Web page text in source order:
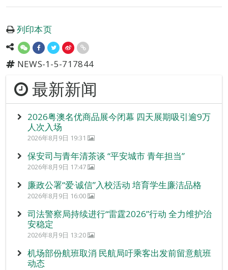
列印本页
NEWS-1-5-717844
最新新闻
2026粤澳名优商品展今闭幕 四天展期吸引逾9万
人次入场
2026年8月9日 19:31
保安司与青年清茶谈 “平安城市 青年担当”
2026年8月9日 17:47
廉政公署“爱‧诚信”入校活动 培育学生廉洁品格
2026年8月9日 16:00
司法警察局持续进行“雷霆2026”行动 全力维护治
安稳定
2026年8月9日 13:20
机场部份航班取消 民航局吁乘客出发前留意航班
动态